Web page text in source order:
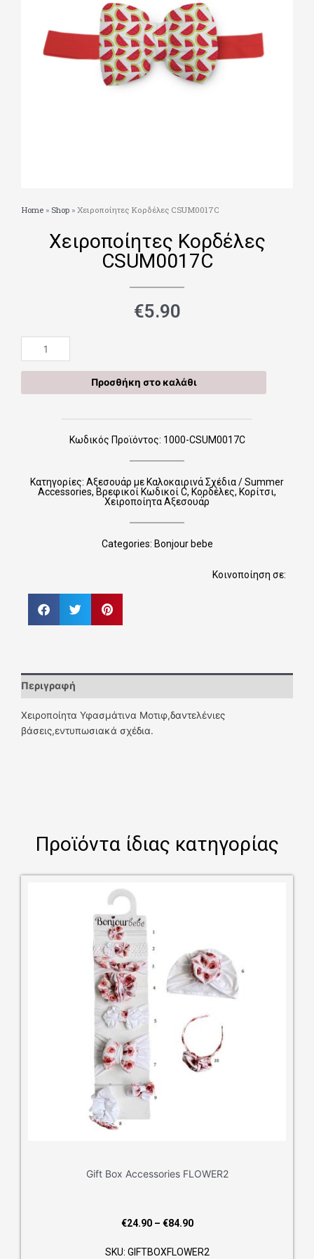
Home » Shop » Χειροποίητες Κορδέλες CSUM0017C
Χειροποίητες Κορδέλες
CSUM0017C
€5.90
Χειροποίητες
Κορδέλες
CSUM0017C
Προσθήκη στο καλάθι
Κωδικός Προϊόντος: 1000-CSUM0017C
Κατηγορίες: Αξεσουάρ με Καλοκαιρινά Σχέδια / Summer
Accessories, Βρεφικοί Κωδικοί C, Κορδέλες, Κορίτσι,
Χειροποίητα Αξεσουάρ
Categories: Bonjour bebe
Κοινοποίηση σε:
Περιγραφή
Χειροποίητα Υφασμάτινα Μοτιφ,δαντελένιες
βάσεις,εντυπωσιακά σχέδια.
Προϊόντα ίδιας κατηγορίας
Gift Box Accessories FLOWER2
€24.90 – €84.90Price
€24.90
SKU: GIFTBOXFLOWER2